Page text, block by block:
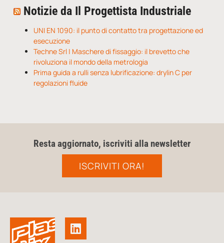
Notizie da Il Progettista Industriale
UNI EN 1090: il punto di contatto tra progettazione ed
esecuzione
Techne Srl | Maschere di fissaggio: il brevetto che
rivoluziona il mondo della metrologia
Prima guida a rulli senza lubrificazione: drylin C per
regolazioni fluide
Resta aggiornato, iscriviti alla newsletter
ISCRIVITI ORA!